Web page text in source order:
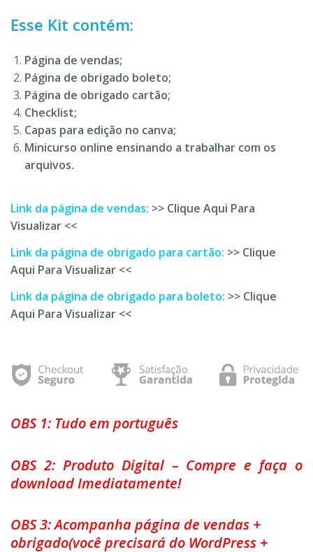
Esse Kit contém:
Página de vendas;
Página de obrigado boleto;
Página de obrigado cartão;
Checklist;
Capas para edição no canva;
Minicurso online ensinando a trabalhar com os
arquivos.
Link da página de vendas: >> Clique Aqui Para
Visualizar <<
Link da página de obrigado para cartão: >> Clique
Aqui Para Visualizar <<
Link da página de obrigado para boleto: >> Clique
Aqui Para Visualizar <<
OBS 1: Tudo em português
OBS 2: Produto Digital – Compre e faça o
download Imediatamente!
OBS 3: Acompanha página de vendas +
obrigado(você precisará do WordPress +